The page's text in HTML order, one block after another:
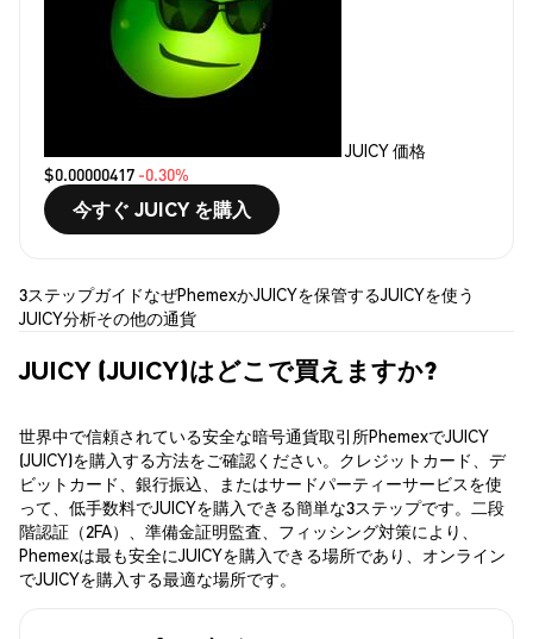
JUICY 価格
$0.00000417 -0.30%
今すぐ JUICY を購入
3ステップガイドなぜPhemexかJUICYを保管するJUICYを使う
JUICY分析その他の通貨
JUICY (JUICY)はどこで買えますか?
世界中で信頼されている安全な暗号通貨取引所PhemexでJUICY
(JUICY)を購入する方法をご確認ください。クレジットカード、デ
ビットカード、銀行振込、またはサードパーティーサービスを使
って、低手数料でJUICYを購入できる簡単な3ステップです。二段
階認証（2FA）、準備金証明監査、フィッシング対策により、
Phemexは最も安全にJUICYを購入できる場所であり、オンライン
でJUICYを購入する最適な場所です。